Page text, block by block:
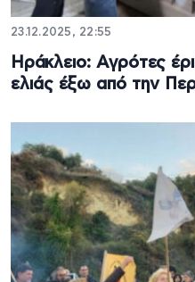
23.12.2025, 22:55
Ηράκλειο: Αγρότες
ελιάς έξω από την